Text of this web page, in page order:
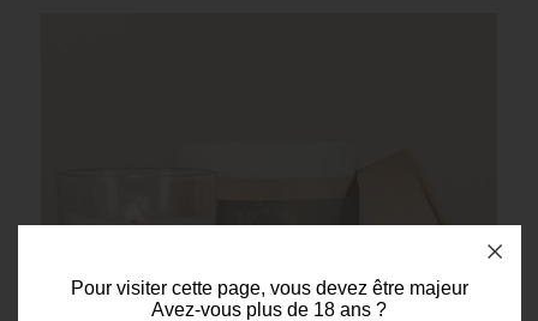
Pour visiter cette page, vous devez être majeur
Avez-vous plus de 18 ans ?